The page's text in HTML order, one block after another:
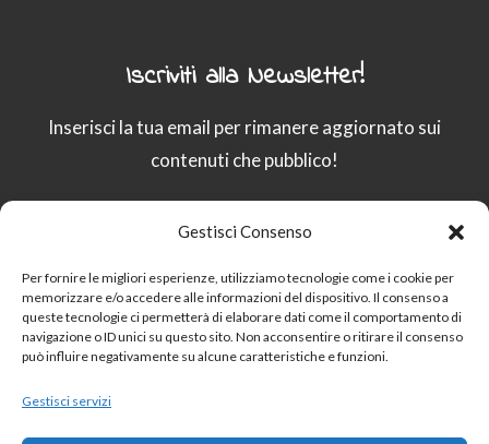
Gestisci Consenso
Per fornire le migliori esperienze, utilizziamo tecnologie come i cookie per
memorizzare e/o accedere alle informazioni del dispositivo. Il consenso a
queste tecnologie ci permetterà di elaborare dati come il comportamento di
navigazione o ID unici su questo sito. Non acconsentire o ritirare il consenso
può influire negativamente su alcune caratteristiche e funzioni.
Gestisci servizi
Iscriviti alla Newsletter!
Inserisci la tua email per rimanere aggiornato sui
contenuti che pubblico!
Procedendo accetti la privacy policy